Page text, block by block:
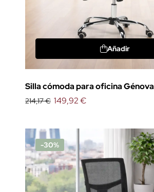
Añadir
Silla cómoda para oficina Génova
214,17 € 149,92 €
-30%